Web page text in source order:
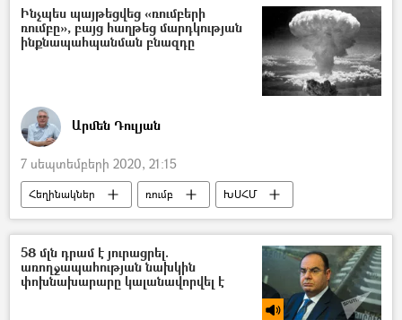
Վրաստանի Հանրապետություն
Ինչպես պայթեցվեց «ռումբերի
ռումբը», բայց հաղթեց մարդկության
ինքնապահպանման բնազդը
Արմեն Դուլյան
7 սեպտեմբերի 2020, 21:15
Հեղինակներ ռումբ
ԽՍՀՄ
Հիրոսիմա
Նագասակի
Նիկիտա Խրուշչով
պայթյուն
5 րոպե Դուլյանի հետ
58 մլն դրամ է յուրացրել.
առողջապահության նախկին
փոխնախարարը կալանավորվել է